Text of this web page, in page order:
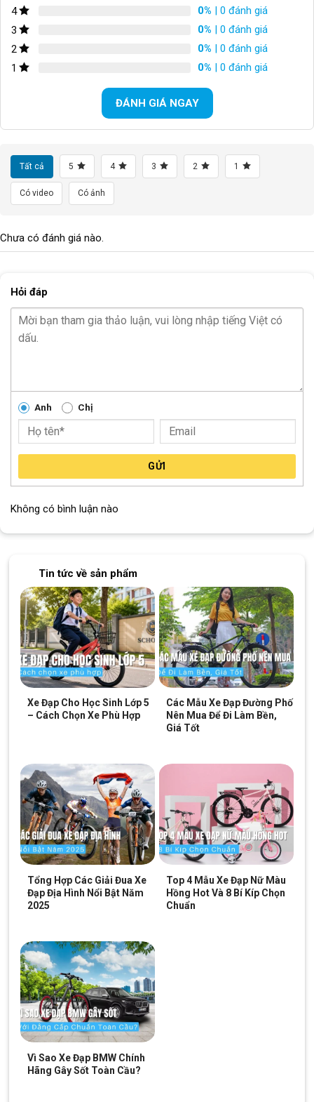
4
0% | 0 đánh giá
3
0% | 0 đánh giá
2
0% | 0 đánh giá
1
0% | 0 đánh giá
ĐÁNH GIÁ NGAY
Tất cả 5 4 3 2 1
Có video Có ảnh
Chưa có đánh giá nào.
Hỏi đáp
Anh Chị
GỬI
Không có bình luận nào
Tin tức về sản phẩm
Xe Đạp Cho Học Sinh Lớp 5
– Cách Chọn Xe Phù Hợp
Các Mẫu Xe Đạp Đường Phố
Nên Mua Để Đi Làm Bền,
Giá Tốt
Tổng Hợp Các Giải Đua Xe
Đạp Địa Hình Nổi Bật Năm
2025
Top 4 Mẫu Xe Đạp Nữ Màu
Hồng Hot Và 8 Bí Kíp Chọn
Chuẩn
Vì Sao Xe Đạp BMW Chính
Hãng Gây Sốt Toàn Cầu?